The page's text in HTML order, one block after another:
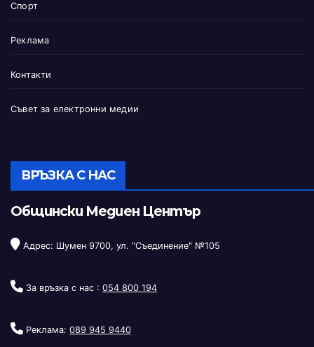
Спорт
Реклама
Контакти
Съвет за електронни медии
ВРЪЗКА С НАС
Общински Медиен Център
Адрес: Шумен 9700, ул. "Съединение" №105
За връзка с нас : 054 800 194
Реклама: 089 945 9440